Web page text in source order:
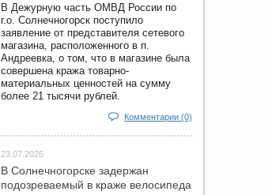
В Дежурную часть ОМВД России по
г.о. Солнечногорск поступило
заявление от представителя сетевого
магазина, расположенного в п.
Андреевка, о том, что в магазине была
совершена кража товарно-
материальных ценностей на сумму
более 21 тысячи рублей.
Комментарии (0)
23.07.2026
В Солнечногорске задержан
подозреваемый в краже велосипеда